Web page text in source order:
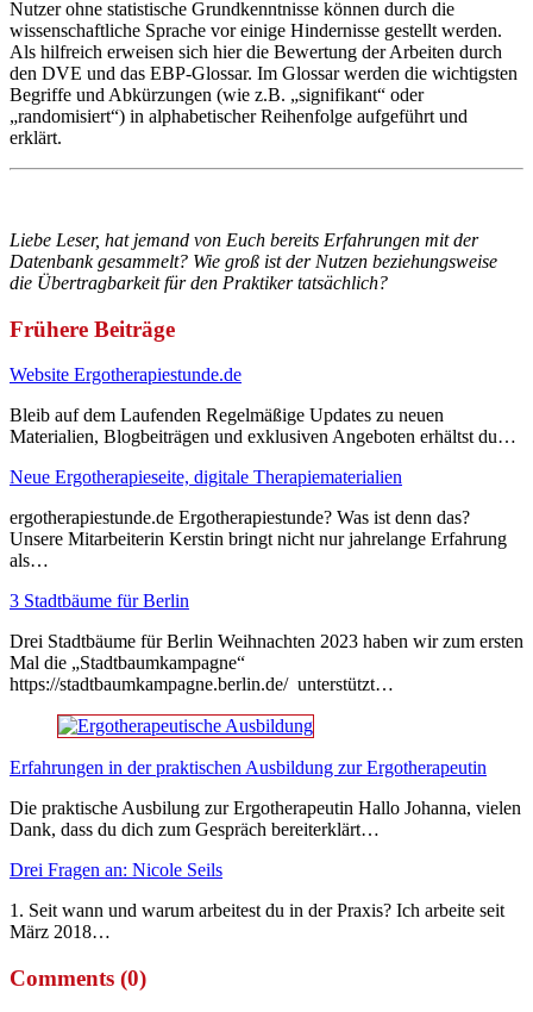
Nutzer ohne statistische Grundkenntnisse können durch die
wissenschaftliche Sprache vor einige Hindernisse gestellt werden.
Als hilfreich erweisen sich hier die Bewertung der Arbeiten durch
den DVE und das EBP-Glossar. Im Glossar werden die wichtigsten
Begriffe und Abkürzungen (wie z.B. „signifikant“ oder
„randomisiert“) in alphabetischer Reihenfolge aufgeführt und
erklärt.
Liebe Leser, hat jemand von Euch bereits Erfahrungen mit der
Datenbank gesammelt? Wie groß ist der Nutzen beziehungsweise
die Übertragbarkeit für den Praktiker tatsächlich?
Frühere Beiträge
Website Ergotherapiestunde.de
Bleib auf dem Laufenden Regelmäßige Updates zu neuen
Materialien, Blogbeiträgen und exklusiven Angeboten erhältst du…
Neue Ergotherapieseite, digitale Therapiematerialien
ergotherapiestunde.de Ergotherapiestunde? Was ist denn das?
Unsere Mitarbeiterin Kerstin bringt nicht nur jahrelange Erfahrung
als…
3 Stadtbäume für Berlin
Drei Stadtbäume für Berlin Weihnachten 2023 haben wir zum ersten
Mal die „Stadtbaumkampagne“
https://stadtbaumkampagne.berlin.de/ unterstützt…
Erfahrungen in der praktischen Ausbildung zur Ergotherapeutin
Die praktische Ausbilung zur Ergotherapeutin Hallo Johanna, vielen
Dank, dass du dich zum Gespräch bereiterklärt…
Drei Fragen an: Nicole Seils
1. Seit wann und warum arbeitest du in der Praxis? Ich arbeite seit
März 2018…
Comments (0)